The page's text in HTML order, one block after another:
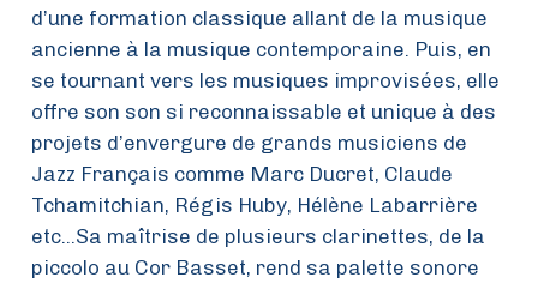
d’une formation classique allant de la musique
ancienne à la musique contemporaine. Puis, en
se tournant vers les musiques improvisées, elle
offre son son si reconnaissable et unique à des
projets d’envergure de grands musiciens de
Jazz Français comme Marc Ducret, Claude
Tchamitchian, Régis Huby, Hélène Labarrière
etc…Sa maîtrise de plusieurs clarinettes, de la
piccolo au Cor Basset, rend sa palette sonore